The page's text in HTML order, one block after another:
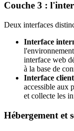
Couche 3 :
Deux interfaces
Interface
interface web
à la base de
Interface client
accessible aux
et collecte les
Hébergement et